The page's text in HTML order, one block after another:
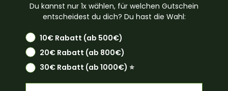
Du kannst nur 1x wählen, für welchen Gutschein
entscheidest du dich? Du hast die Wahl:
10€ Rabatt (ab 500€)
20€ Rabatt (ab 800€)
30€ Rabatt (ab 1000€) ⭐️